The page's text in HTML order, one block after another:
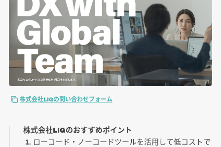
株式会社LIGの問い合わせフォーム
株式会社LIGのおすすめポイント
ローコード・ノーコードツールを活用して低コストで